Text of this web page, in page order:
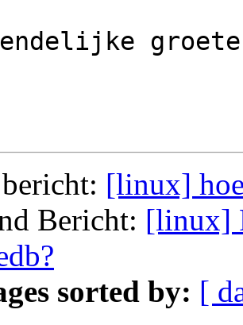
[linux]
Bericht: [linux]
sorted by: [